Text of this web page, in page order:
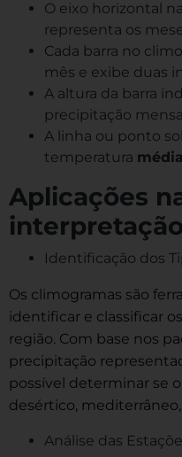
O eixo horizontal
representa os
Cada barra no
mês e exibe duas
A altura da barra
precipitação
A linha ou ponto
temperatura média
Aplicações
Identificação dos
Os climogramas são
identificar e classificar
região. Com base nos
precipitação
possível determinar se
desértico,
Análise das